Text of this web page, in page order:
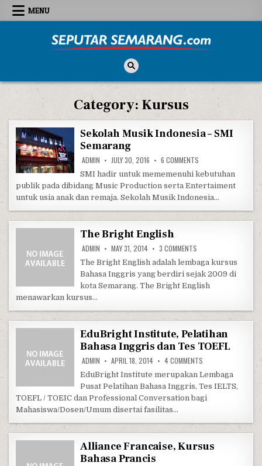
Skip to content
MENU
Category: Kursus
Sekolah Musik Indonesia – SMI
Semarang
ADMIN JULY 30, 2016 6 COMMENTS
SMI hadir untuk mememenuhi kebutuhan
publik pada dibidang Music Production serta Entertaiment
untuk usia anak dan remaja. Sekolah Musik Indonesia…
The Bright English
ADMIN MAY 31, 2014 3 COMMENTS
The Bright English adalah lembaga kursus
Bahasa Inggris yang berdiri sejak 2009 di
kota Semarang. The Bright English
menawarkan kursus…
EduBright Institute, Pelatihan
Bahasa Inggris dan Tes TOEFL
ADMIN APRIL 18, 2014 4 COMMENTS ON EDUBRIGHT
EduBright Institute merupakan Lembaga
Pusat Pelatihan Bahasa Inggris, Tes IELTS,
TOEFL / TOEIC dan Professional Conversation bagi
Mahasiswa/Dosen/Umum disertai fasilitas…
Alliance Francaise, Kursus
Bahasa Prancis